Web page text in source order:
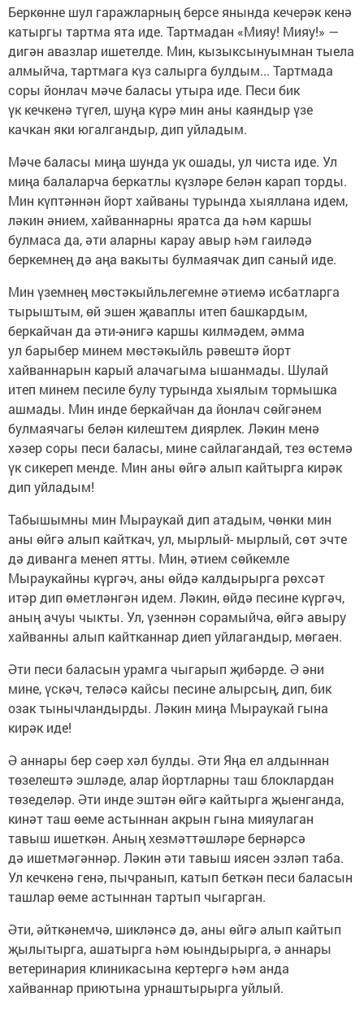
Беркөнне шул гаражларның берсе янында кечерәк кенә
катыргы тартма ята иде. Тартмадан «Мияу! Мияу!» —
дигән авазлар ишетелде. Мин, кызыксынуымнан тыела
алмыйча, тартмага күз салырга булдым... Тартмада
соры йонлач мәче баласы утыра иде. Песи бик
үк кечкенә түгел, шуңа күрә мин аны каяндыр үзе
качкан яки югалгандыр, дип уйладым.
Мәче баласы миңа шунда ук ошады, ул чиста иде. Ул
миңа балаларча беркатлы күзләре белән карап торды.
Мин күптәннән йорт хайваны турында хыяллана идем,
ләкин әнием, хайваннарны яратса да һәм каршы
булмаса да, әти аларны карау авыр һәм гаиләдә
беркемнең дә аңа вакыты булмаячак дип саный иде.
Мин үземнең мөстәкыйльлегемне әтиемә исбатларга
тырыштым, өй эшен җаваплы итеп башкардым,
беркайчан да әти-әнигә каршы килмәдем, әмма
ул барыбер минем мөстәкыйль рәвештә йорт
хайваннарын карый алачагыма ышанмады. Шулай
итеп минем песиле булу турында хыялым тормышка
ашмады. Мин инде беркайчан да йонлач сөйгәнем
булмаячагы белән килештем диярлек. Ләкин менә
хәзер соры песи баласы, мине сайлагандай, тез өстемә
үк сикереп менде. Мин аны өйгә алып кайтырга кирәк
дип уйладым!
Табышымны мин Мыраукай дип атадым, чөнки мин
аны өйгә алып кайткач, ул, мырлый- мырлый, сөт эчте
дә диванга менеп ятты. Мин, әтием сөйкемле
Мыраукайны күргәч, аны өйдә калдырырга рөхсәт
итәр дип өметләнгән идем. Ләкин, өйдә песине күргәч,
аның ачуы чыкты. Ул, үзеннән сорамыйча, өйгә авыру
хайванны алып кайтканнар диеп уйлагандыр, мөгаен.
Әти песи баласын урамга чыгарып җибәрде. Ә әни
мине, үскәч, теләсә кайсы песине алырсың, дип, бик
озак тынычландырды. Ләкин миңа Мыраукай гына
кирәк иде!
Ә аннары бер сәер хәл булды. Әти Яңа ел алдыннан
төзелештә эшләде, алар йортларны таш блоклардан
төзеделәр. Әти инде эштән өйгә кайтырга җыенганда,
кинәт таш өеме астыннан акрын гына мияулаган
тавыш ишеткән. Аның хезмәттәшләре бернәрсә
дә ишетмәгәннәр. Ләкин әти тавыш иясен эзләп таба.
Ул кечкенә генә, пычранып, катып беткән песи баласын
ташлар өеме астыннан тартып чыгарган.
Әти, әйткәнемчә, шикләнсә дә, аны өйгә алып кайтып
җылытырга, ашатырга һәм юындырырга, ә аннары
ветеринария клиникасына кертергә һәм анда
хайваннар приютына урнаштырырга уйлый.